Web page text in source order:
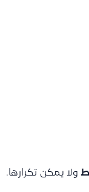
ولا يمكن تكرارها.